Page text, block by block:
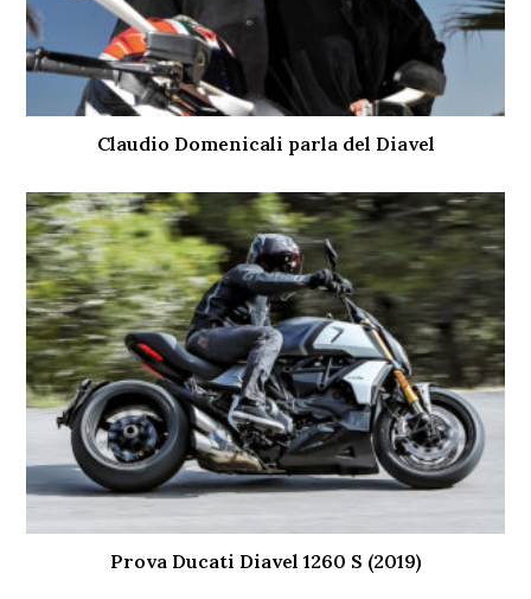
Claudio Domenicali parla del Diavel
Prova Ducati Diavel 1260 S (2019)